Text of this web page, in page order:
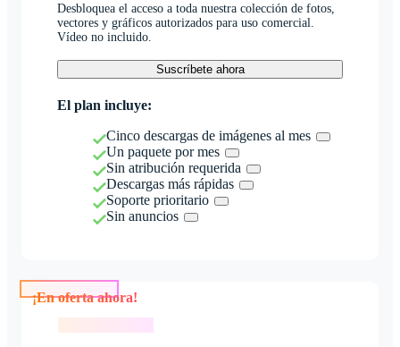
Desbloquea el acceso a toda nuestra colección de fotos,
vectores y gráficos autorizados para uso comercial.
Vídeo no incluido.
Suscríbete ahora
El plan incluye:
Cinco descargas de imágenes al mes
Un paquete por mes
Sin atribución requerida
Descargas más rápidas
Soporte prioritario
Sin anuncios